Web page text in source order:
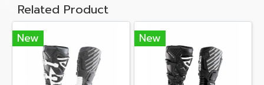
Related Product
New New